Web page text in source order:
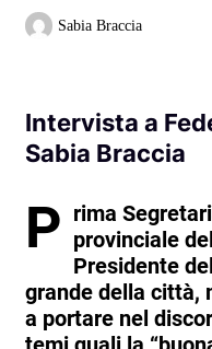
Sabia Braccia
Intervista a
Sabia Braccia
P rima
provinciale
Presidente
grande della città,
a portare nel